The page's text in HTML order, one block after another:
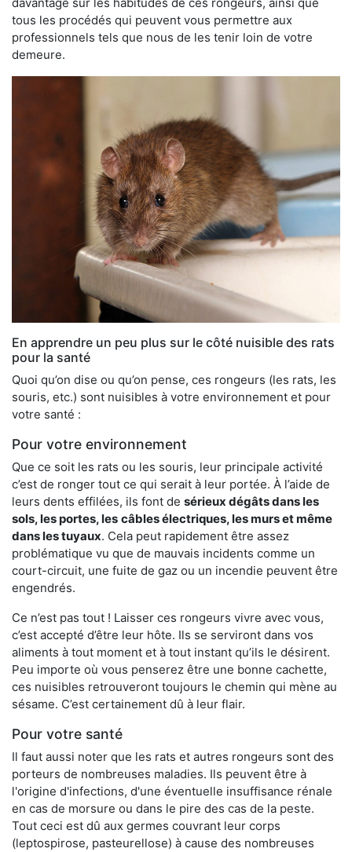
tous les procédés qui peuvent vous permettre aux
professionnels tels que nous de les tenir loin de votre
demeure.
En apprendre un peu plus sur le côté nuisible des rats
pour la santé
Quoi qu’on dise ou qu’on pense, ces rongeurs (les rats, les
souris, etc.) sont nuisibles à votre environnement et pour
votre santé :
Pour votre environnement
Que ce soit les rats ou les souris, leur principale activité
c’est de ronger tout ce qui serait à leur portée. À l’aide de
leurs dents effilées, ils font de sérieux dégâts dans les
sols, les portes, les câbles électriques, les murs et même
dans les tuyaux. Cela peut rapidement être assez
problématique vu que de mauvais incidents comme un
court-circuit, une fuite de gaz ou un incendie peuvent être
engendrés.
Ce n’est pas tout ! Laisser ces rongeurs vivre avec vous,
c’est accepté d’être leur hôte. Ils se serviront dans vos
aliments à tout moment et à tout instant qu’ils le désirent.
Peu importe où vous penserez être une bonne cachette,
ces nuisibles retrouveront toujours le chemin qui mène au
sésame. C’est certainement dû à leur flair.
Pour votre santé
Il faut aussi noter que les rats et autres rongeurs sont des
porteurs de nombreuses maladies. Ils peuvent être à
l'origine d'infections, d'une éventuelle insuffisance rénale
en cas de morsure ou dans le pire des cas de la peste.
Tout ceci est dû aux germes couvrant leur corps
(leptospirose, pasteurellose) à cause des nombreuses